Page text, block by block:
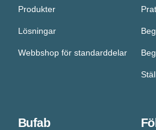
Produkter
Lösningar
Webbshop för standarddelar
Bufab